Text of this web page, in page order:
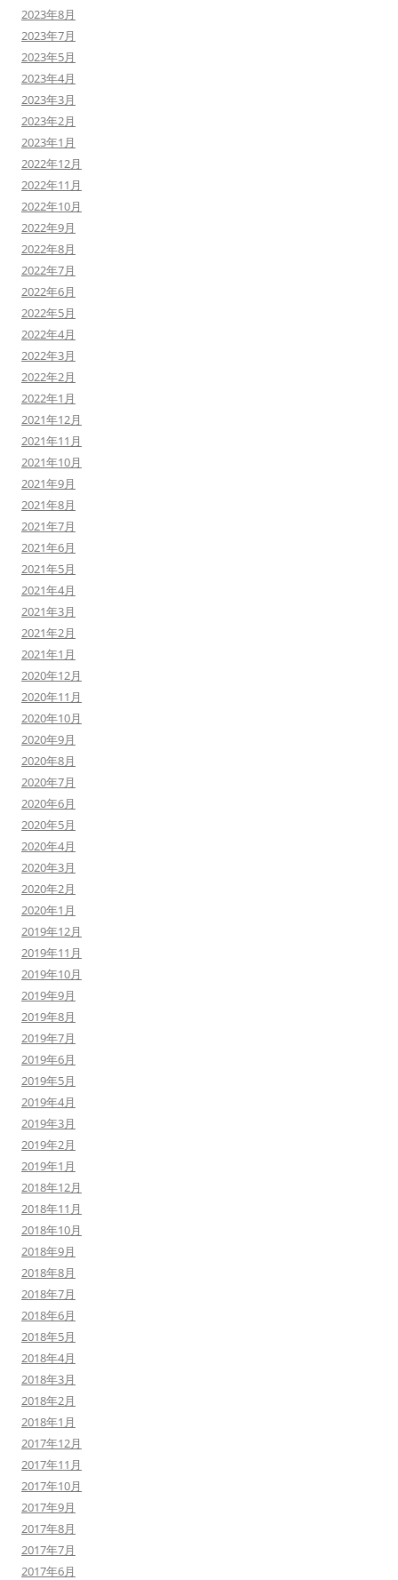
2023年8月
2023年7月
2023年5月
2023年4月
2023年3月
2023年2月
2023年1月
2022年12月
2022年11月
2022年10月
2022年9月
2022年8月
2022年7月
2022年6月
2022年5月
2022年4月
2022年3月
2022年2月
2022年1月
2021年12月
2021年11月
2021年10月
2021年9月
2021年8月
2021年7月
2021年6月
2021年5月
2021年4月
2021年3月
2021年2月
2021年1月
2020年12月
2020年11月
2020年10月
2020年9月
2020年8月
2020年7月
2020年6月
2020年5月
2020年4月
2020年3月
2020年2月
2020年1月
2019年12月
2019年11月
2019年10月
2019年9月
2019年8月
2019年7月
2019年6月
2019年5月
2019年4月
2019年3月
2019年2月
2019年1月
2018年12月
2018年11月
2018年10月
2018年9月
2018年8月
2018年7月
2018年6月
2018年5月
2018年4月
2018年3月
2018年2月
2018年1月
2017年12月
2017年11月
2017年10月
2017年9月
2017年8月
2017年7月
2017年6月